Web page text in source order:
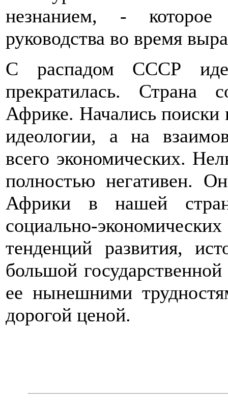
незнанием, - которое
руководства во время
С распадом СССР
прекратилась. Страна
Африке. Начались поиски
идеологии, а на
всего экономических.
полностью негативен.
Африки в нашей
социально-
тенденций развития,
большой
ее нынешними
дорогой ценой.